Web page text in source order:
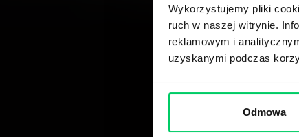
Wykorzystujemy pliki
ruch w naszej witrynie.
reklamowym i
uzyskanymi podczas
Odmowa